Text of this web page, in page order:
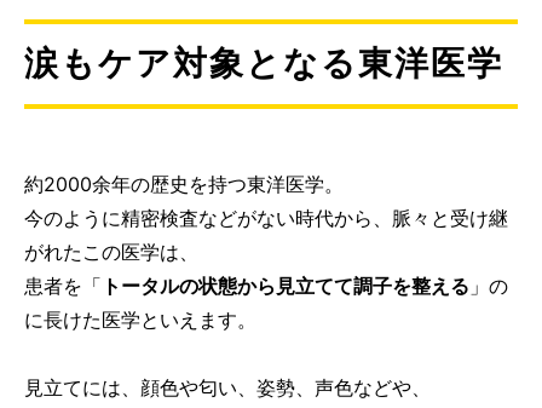
涙もケア対象となる東洋医学
約2000余年の歴史を持つ東洋医学。
今のように精密検査などがない時代から、脈々と受け継
がれたこの医学は、
患者を「 トータルの状態から見立てて調子を整える 」の
に長けた医学といえます。
見立てには、顔色や匂い、姿勢、声色などや、